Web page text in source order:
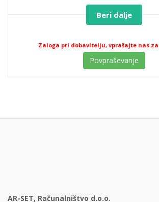
Beri dalje
Zaloga pri dobavitelju, vprašajte nas
Povpraševanje
AR-SET, Računalništvo d.o.o.